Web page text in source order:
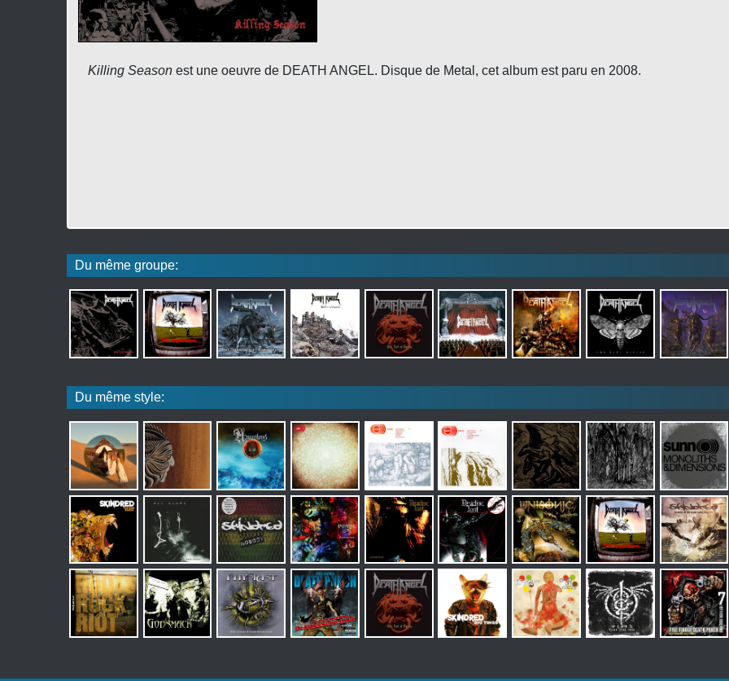
Killing Seasonest une oeuvre de DEATH ANGEL. Disque de Metal, cet album est paru en 2008.
Du même groupe:
Du même style: